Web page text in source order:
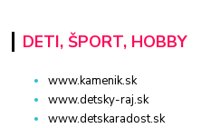
DETI, ŠPORT, HOBBY
www.kamenik.sk
www.detsky-raj.sk
www.detskaradost.sk